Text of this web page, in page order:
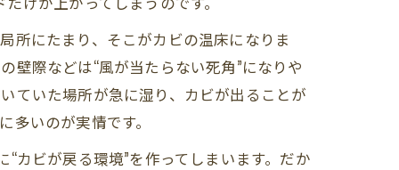
所にたまり、そこがカビの温床になりま
壁際などは“風が当たらない死角”になりや
ていた場所が急に湿り、カビが出ることが
いのが実情です。
ビが戻る環境”を作ってしまいます。だか